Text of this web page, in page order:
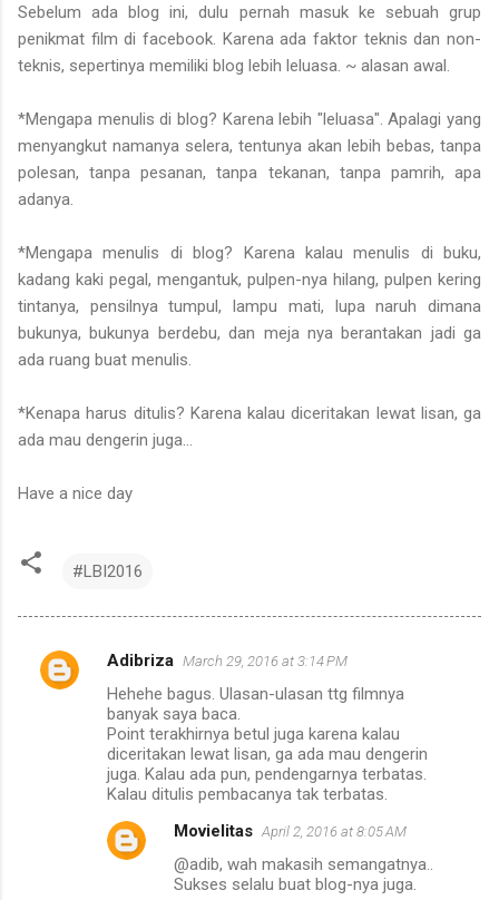
Sebelum ada blog ini, dulu pernah masuk ke sebuah grup
penikmat film di facebook. Karena ada faktor teknis dan non-
teknis, sepertinya memiliki blog lebih leluasa. ~ alasan awal.
*Mengapa menulis di blog? Karena lebih "leluasa". Apalagi yang
menyangkut namanya selera, tentunya akan lebih bebas, tanpa
polesan, tanpa pesanan, tanpa tekanan, tanpa pamrih, apa
adanya.
*Mengapa menulis di blog? Karena kalau menulis di buku,
kadang kaki pegal, mengantuk, pulpen-nya hilang, pulpen kering
tintanya, pensilnya tumpul, lampu mati, lupa naruh dimana
bukunya, bukunya berdebu, dan meja nya berantakan jadi ga
ada ruang buat menulis.
*Kenapa harus ditulis? Karena kalau diceritakan lewat lisan, ga
ada mau dengerin juga...
Have a nice day
#LBI2016
C
Adibriza March 29, 2016 at 3:14 PM
Hehehe bagus. Ulasan-ulasan ttg filmnya
banyak saya baca.
Point terakhirnya betul juga karena kalau
diceritakan lewat lisan, ga ada mau dengerin
juga. Kalau ada pun, pendengarnya terbatas.
Kalau ditulis pembacanya tak terbatas.
Movielitas April 2, 2016 at 8:05 AM
@adib, wah makasih semangatnya..
Sukses selalu buat blog-nya juga.